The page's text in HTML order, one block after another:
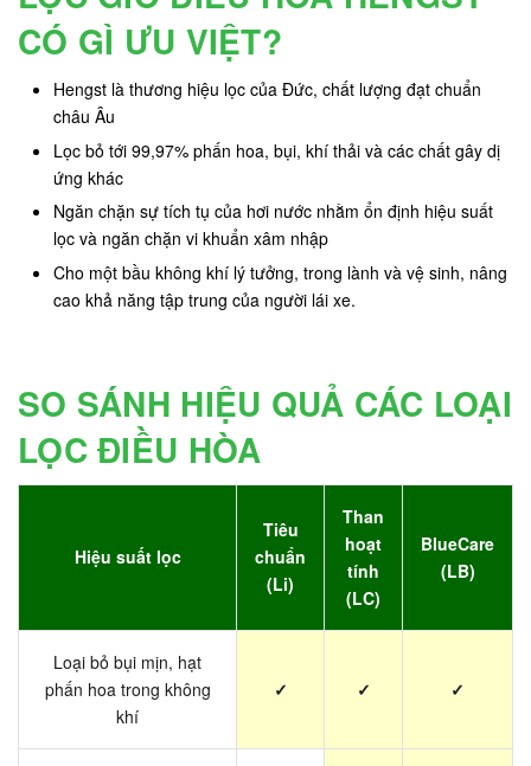
CÓ GÌ ƯU VIỆT?
Hengst là thương hiệu lọc của Đức, chất lượng đạt chuẩn
châu Âu
Lọc bỏ tới 99,97% phấn hoa, bụi, khí thải và các chất gây dị
ứng khác
Ngăn chặn sự tích tụ của hơi nước nhằm ổn định hiệu suất
lọc và ngăn chặn vi khuẩn xâm nhập
Cho một bầu không khí lý tưởng, trong lành và vệ sinh, nâng
cao khả năng tập trung của người lái xe.
SO SÁNH HIỆU QUẢ CÁC LOẠI
LỌC ĐIỀU HÒA
Hiệu suất lọc
Tiêu
chuẩn
(Li)
Than
hoạt
tính
(LC)
BlueCare
(LB)
Loại bỏ bụi mịn, hạt
phấn hoa trong không
khí
✓ ✓ ✓